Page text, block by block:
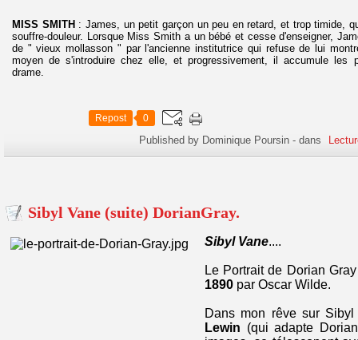
MISS SMITH : James, un petit garçon un peu en retard, et trop timide,
souffre-douleur. Lorsque Miss Smith a un bébé et cesse d'enseigner,
de " vieux mollasson " par l'ancienne institutrice qui refuse de lui
moyen de s'introduire chez elle, et progressivement, il accumule les
drame.
Repost 0
Published by Dominique Poursin -dans
Sibyl Vane (suite) DorianGray.
Sibyl Vane....
Le Portrait de Dorian
1890 par Oscar Wilde.
Dans mon rêve sur
Lewin (qui adapte